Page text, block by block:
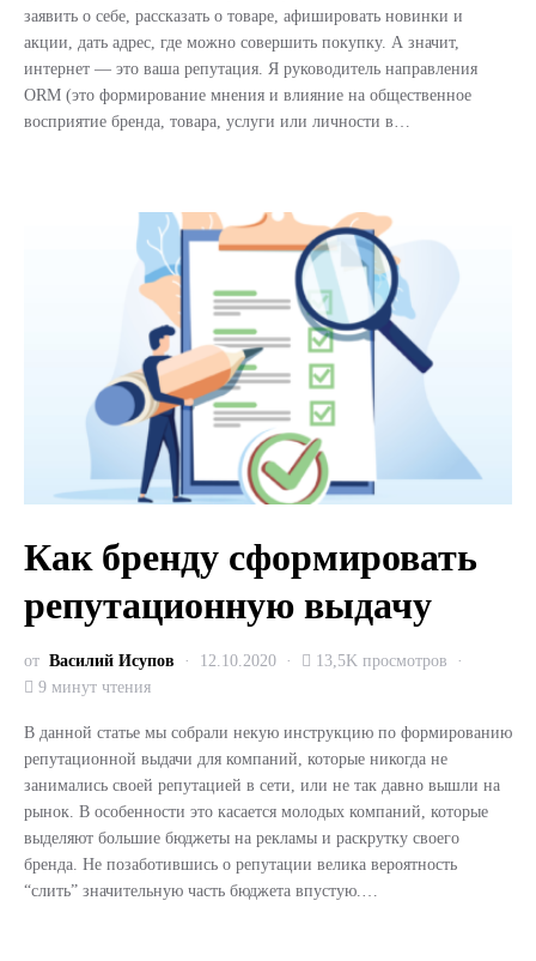
заявить о себе, рассказать о товаре, афишировать новинки и
акции, дать адрес, где можно совершить покупку. А значит,
интернет — это ваша репутация. Я руководитель направления
ORM (это формирование мнения и влияние на общественное
восприятие бренда, товара, услуги или личности в…
Как бренду сформировать
репутационную выдачу
от Василий Исупов 12.10.2020
13,5K просмотров
9 минут чтения
В данной статье мы собрали некую инструкцию по формированию
репутационной выдачи для компаний, которые никогда не
занимались своей репутацией в сети, или не так давно вышли на
рынок. В особенности это касается молодых компаний, которые
выделяют большие бюджеты на рекламы и раскрутку своего
бренда. Не позаботившись о репутации велика вероятность
“слить” значительную часть бюджета впустую.…